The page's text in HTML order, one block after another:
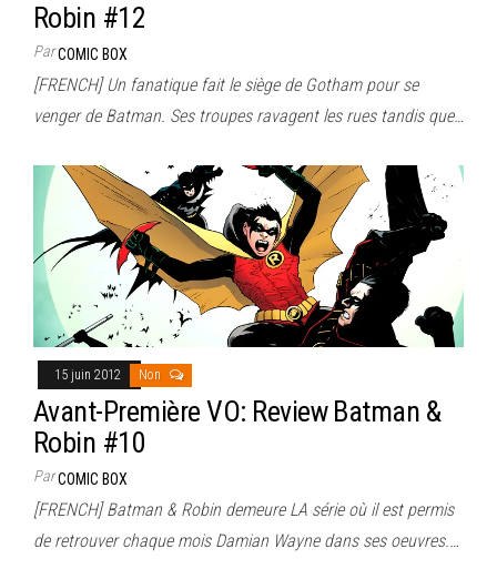
Robin #12
ParCOMIC BOX
[FRENCH] Un fanatique fait le siège de Gotham pour se
venger de Batman. Ses troupes ravagent les rues tandis que…
15 juin 2012 Non
Avant-Première VO: Review Batman &
Robin #10
ParCOMIC BOX
[FRENCH] Batman & Robin demeure LA série où il est permis
de retrouver chaque mois Damian Wayne dans ses oeuvres.…